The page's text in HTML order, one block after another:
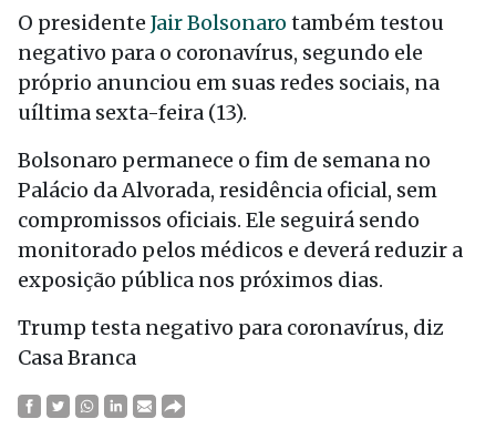
O presidente Jair Bolsonaro também testou
negativo para o coronavírus, segundo ele
próprio anunciou em suas redes sociais, na
uíltima sexta-feira (13).
Bolsonaro permanece o fim de semana no
Palácio da Alvorada, residência oficial, sem
compromissos oficiais. Ele seguirá sendo
monitorado pelos médicos e deverá reduzir a
exposição pública nos próximos dias.
Trump testa negativo para coronavírus, diz
Casa Branca